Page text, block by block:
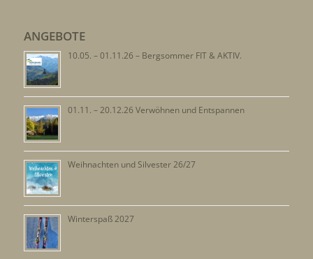
ANGEBOTE
10.05. – 01.11.26 – Bergsommer FIT & AKTIV.
01.11. – 20.12.26 Verwöhnen und Entspannen
Weihnachten und Silvester 26/27
Winterspaß 2027